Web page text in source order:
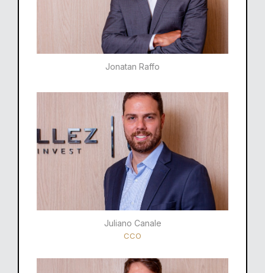
Jonatan Raffo
Juliano Canale
CCO